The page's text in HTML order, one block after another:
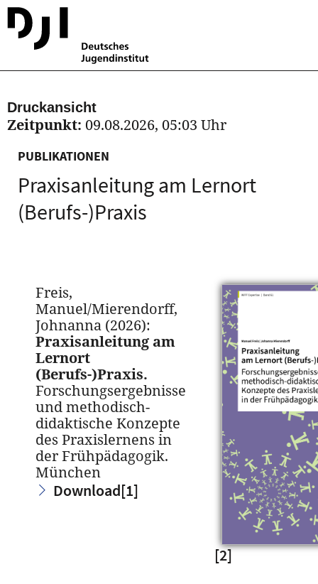
Druckansicht
Zeitpunkt: 09.08.2026, 05:03 Uhr
PUBLIKATIONEN
Praxisanleitung am Lernort
(Berufs-)Praxis
Freis,
Manuel/Mierendorff,
Johnanna (2026):
Praxisanleitung am
Lernort
(Berufs-)Praxis.
Forschungsergebnisse
und methodisch-
didaktische Konzepte
des Praxislernens in
der Frühpädagogik.
München
Download[1]
[2]